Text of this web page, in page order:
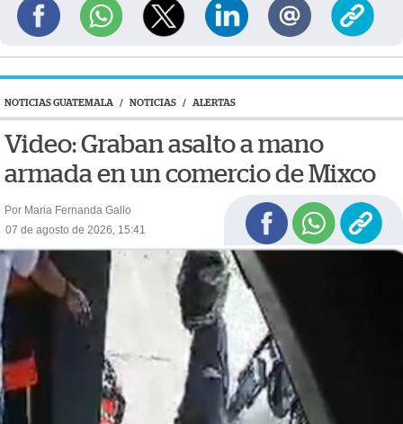
NOTICIAS GUATEMALA / NOTICIAS / ALERTAS
Video: Graban asalto a mano
armada en un comercio de Mixco
Por Maria Fernanda Gallo
07 de agosto de 2026, 15:41